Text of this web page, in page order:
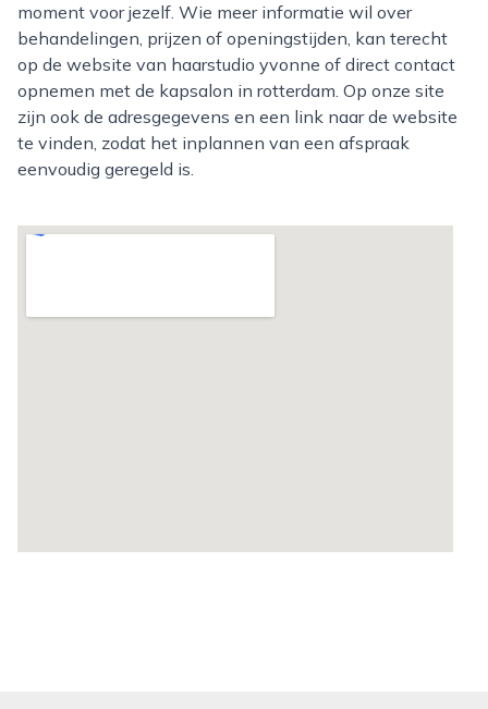
moment voor jezelf. Wie meer informatie wil over
behandelingen, prijzen of openingstijden, kan terecht
op de website van haarstudio yvonne of direct contact
opnemen met de kapsalon in rotterdam. Op onze site
zijn ook de adresgegevens en een link naar de website
te vinden, zodat het inplannen van een afspraak
eenvoudig geregeld is.